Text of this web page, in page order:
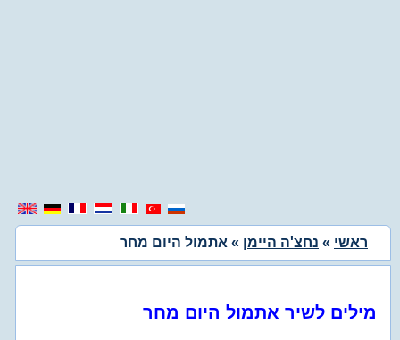
ראשי » נחצ'ה היימן » אתמול היום מחר
מילים לשיר אתמול היום מחר